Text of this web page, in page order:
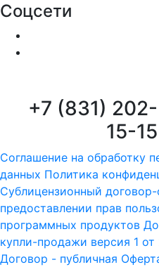
Соцсети
+7 (831) 202-
15-15
Соглашение на обработку
данных Политика
Сублицензионный
предоставлении прав
программных продуктов
купли-продажи версия 1 от
Договор - публичная